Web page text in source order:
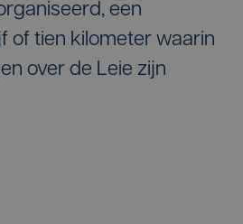
een
of tien kilometer waarin
over de Leie zijn